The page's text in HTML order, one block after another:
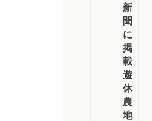
新
聞
に
掲
載
遊
休
農
地